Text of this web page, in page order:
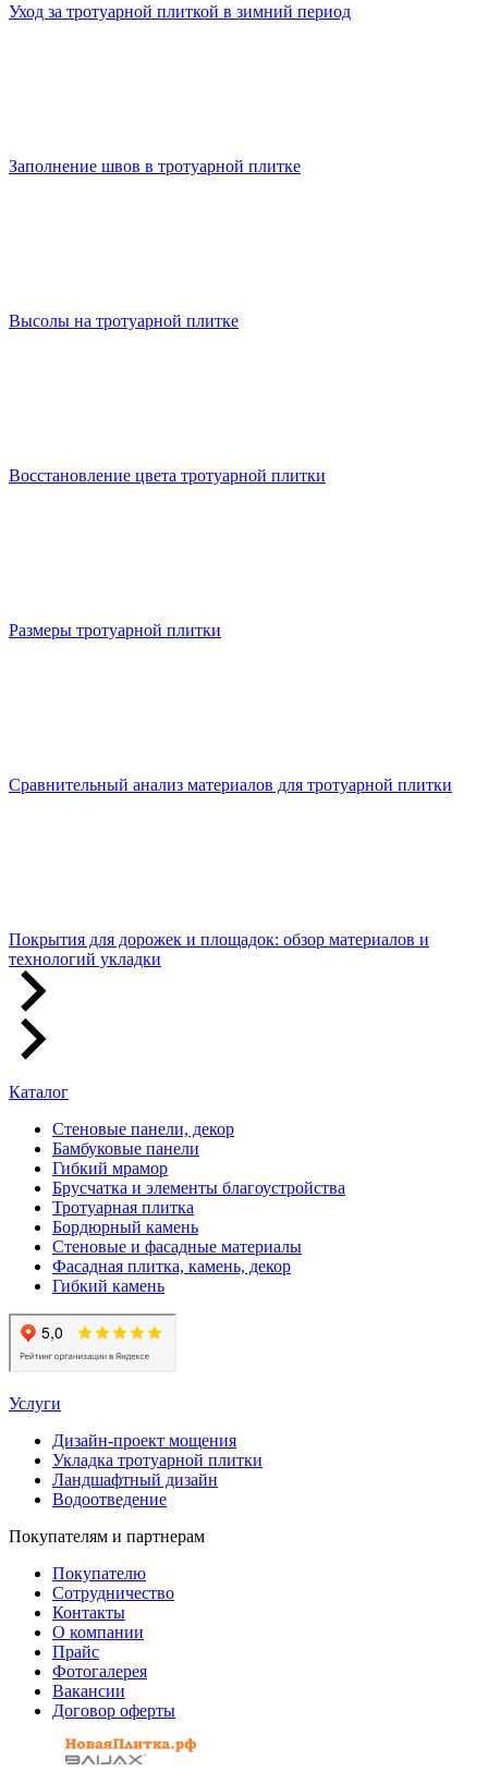
Уход за тротуарной плиткой в зимний период
Заполнение швов в тротуарной плитке
Высолы на тротуарной плитке
Восстановление цвета тротуарной плитки
Размеры тротуарной плитки
Сравнительный анализ материалов для тротуарной плитки
Покрытия для дорожек и площадок: обзор материалов и
технологий укладки
Каталог
Стеновые панели, декор
Бамбуковые панели
Гибкий мрамор
Брусчатка и элементы благоустройства
Тротуарная плитка
Бордюрный камень
Стеновые и фасадные материалы
Фасадная плитка, камень, декор
Гибкий камень
Услуги
Дизайн-проект мощения
Укладка тротуарной плитки
Ландшафтный дизайн
Водоотведение
Покупателям и партнерам
Покупателю
Сотрудничество
Контакты
О компании
Прайс
Фотогалерея
Вакансии
Договор оферты